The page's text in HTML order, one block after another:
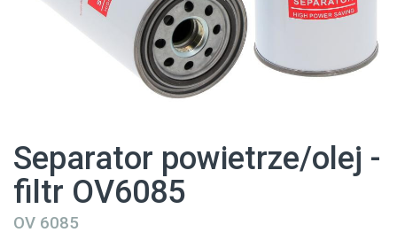
Separator powietrze/olej -
filtr OV6085
OV 6085